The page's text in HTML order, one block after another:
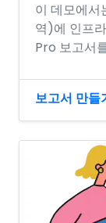
이 데모에
역)에 인프
Pro 보고서
보고서 만들